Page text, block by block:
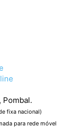
Pombal.
fixa nacional)
para rede móvel